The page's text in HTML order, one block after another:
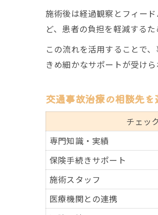
施術後は経過観察とフィー
ど、患者の負担を軽減する
この流れを活用することで
きめ細かなサポートが受け
交通事故治療の相談先
チェッ
専門知識・実績
保険手続きサポート
施術スタッフ
医療機関との連携